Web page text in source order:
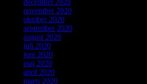
november 2020
oktober 2020
september 2020
august 2020
juli 2020
juni 2020
maj 2020
april 2020
marts 2020